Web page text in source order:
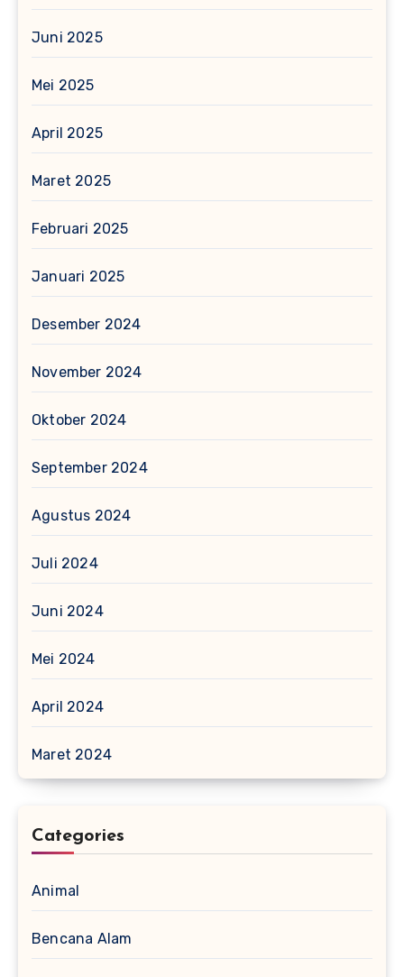
Juni 2025
Mei 2025
April 2025
Maret 2025
Februari 2025
Januari 2025
Desember 2024
November 2024
Oktober 2024
September 2024
Agustus 2024
Juli 2024
Juni 2024
Mei 2024
April 2024
Maret 2024
Categories
Animal
Bencana Alam